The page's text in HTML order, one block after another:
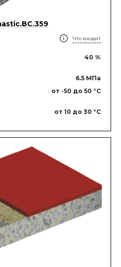
Что входит
40 %
6.5 МПа
от -50 до 50 °C
от 10 до 30 °C